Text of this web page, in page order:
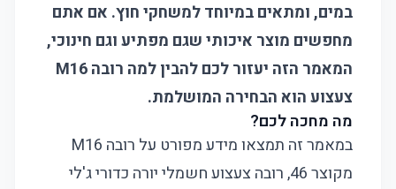
במים, ומתאים במיוחד למשחקי חוץ. אם אתם
מחפשים מוצר איכותי שגם מפתיע וגם חינוכי,
המאמר הזה יעזור לכם להבין למה רובה M16
צעצוע הוא הבחירה המושלמת.
מה מחכה לכם?
במאמר זה תמצאו מידע מפורט על רובה M16
מקוצר 46, רובה צעצוע חשמלי יורה כדורי ג'לי